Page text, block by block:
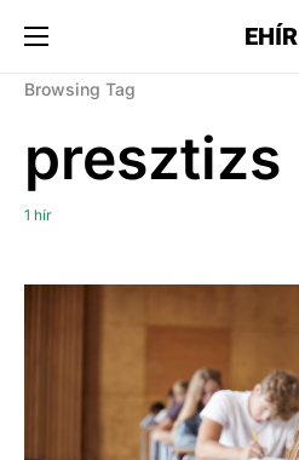
EHÍR
Browsing Tag
presztizs
1 hír